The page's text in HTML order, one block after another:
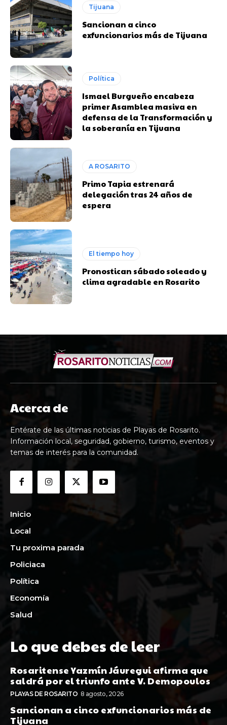
Tijuana
Sancionan a cinco
exfuncionarios más de Tijuana
Política
Ismael Burgueño encabeza
primer Asamblea masiva en
defensa de la Transformación y
la soberanía en Tijuana
A ROSARITO
Primo Tapia estrenará
delegación tras 24 años de
espera
El tiempo hoy
Pronostican sábado soleado y
clima agradable en Rosarito
Acerca de
Entérate de las últimas noticias de Playas de Rosarito.
Información local, seguridad, gobierno, turismo, eventos y
temas de interés para la comunidad.
Inicio
Local
Tu proxima parada
Policiaca
Política
Economía
Salud
Lo que debes de leer
Rosaritense Yazmín Jáuregui afirma que
saldrá por el triunfo ante V. Demopoulos
PLAYAS DE ROSARITO 8 agosto, 2026
Sancionan a cinco exfuncionarios más de
Tijuana